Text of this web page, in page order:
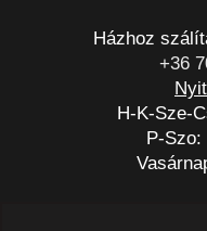
Házhoz
+36
H-K-Sze-
P-Szo: